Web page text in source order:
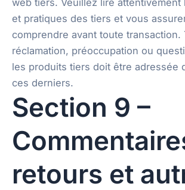
web tiers. Veuillez lire attentivement
et pratiques des tiers et vous
comprendre avant toute transaction.
réclamation, préoccupation ou
les produits tiers doit être adressée
ces derniers.
Section 9 –
retours et